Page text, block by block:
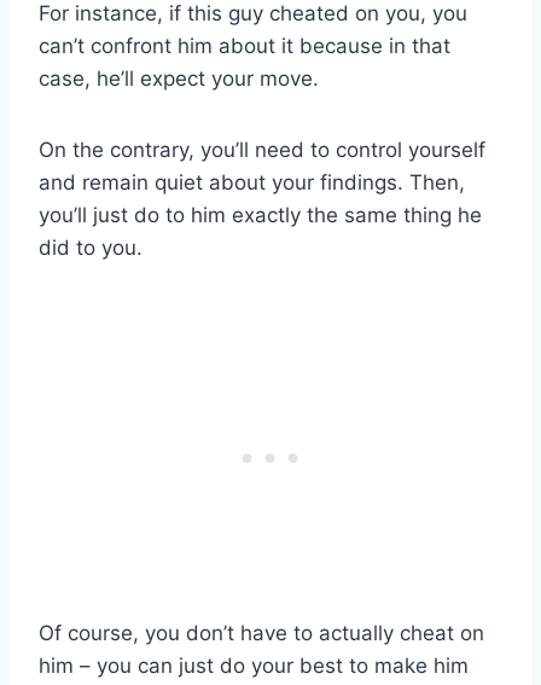
For instance, if this guy cheated on you, you
can’t confront him about it because in that
case, he’ll expect your move.
On the contrary, you’ll need to control yourself
and remain quiet about your findings. Then,
you’ll just do to him exactly the same thing he
did to you.
Of course, you don’t have to actually cheat on
him – you can just do your best to make him